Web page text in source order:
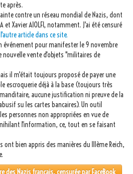
Saucissonnage, Rançon,
Abusif, à Buts Politique, Religieux et
sa clique de Français-Mac(r)ons, 666. Pillage
et extorsion des personnes contraires à leur
satanique.
SA DÉFAILLANCE EN MATIÈRE DE JUSTICE
DU PRESIDENT E. MACRON ET DE SON
MACONS, DU GOUVERNMENT MACRON
après.
contre un réseau mondial de Nazis, dont
et Xavier AIOLFI, notamment. J'ai été censuré
article dans ce site.
événement pour manifester le 9 novembre
nouvelle vente d'objets "militaires de
il m'était toujours proposé de payer une
escroquerie déjà à la base (toujours très
aucune justification ni preuve de la
su les cartes bancaires). Un outil
personnes non appropriées en vue de
l'information, ce, tout en se faisant
ont bien appris des manières du IIIème Reich,
des Nazis français, censurée par FaceBook